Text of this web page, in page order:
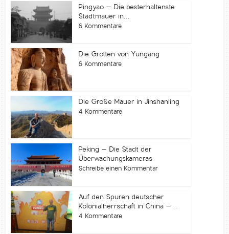
Pingyao – Die besterhaltenste
Stadtmauer in...
6 Kommentare
Die Grotten von Yungang
6 Kommentare
Die Große Mauer in Jinshanling
4 Kommentare
Peking – Die Stadt der
Überwachungskameras
Schreibe einen Kommentar
Auf den Spuren deutscher
Kolonialherrschaft in China –...
4 Kommentare